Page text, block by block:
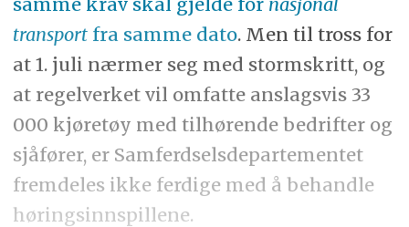
transportfra samme dato. Men til tross for
at 1. juli nærmer seg med stormskritt, og
at regelverket vil omfatte anslagsvis 33
000 kjøretøy med tilhørende bedrifter og
sjåfører, er Samferdselsdepartementet
fremdeles ikke ferdige med å behandle
høringsinnspillene.